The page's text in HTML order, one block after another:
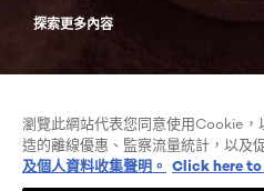
探索更多內容
COOKIE列表
瀏覽此網站代表您同意使用Cookie
造的離線優惠、監察流量統計，以及
及個人資料收集聲明。 Click here to